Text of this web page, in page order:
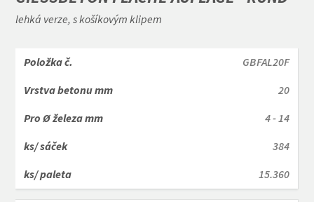
lehká verze, s košíkovým klipem
GBFAL20F
20
4 - 14
384
15.360